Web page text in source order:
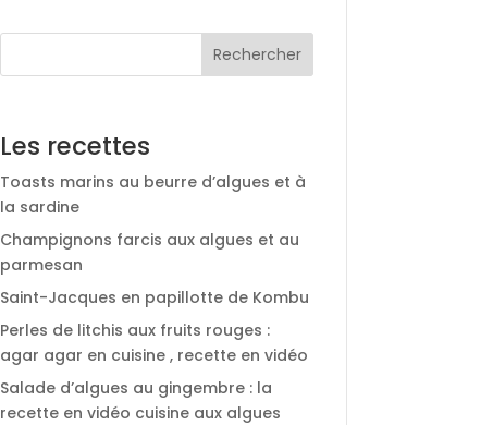
Rechercher
Les recettes
Toasts marins au beurre d’algues et à
la sardine
Champignons farcis aux algues et au
parmesan
Saint-Jacques en papillotte de Kombu
Perles de litchis aux fruits rouges :
agar agar en cuisine , recette en vidéo
Salade d’algues au gingembre : la
recette en vidéo cuisine aux algues